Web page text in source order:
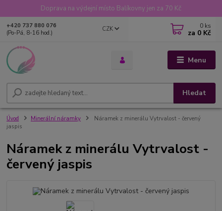
Doprava na výdejní místo Balíkovny jen za 70 Kč
Menu
CZK
Hledat
+420 737 880 076
(Po-Pá, 8-16 hod.)
0 ks
za 0 Kč
Úvod Minerální náramky
Náramek z minerálu Vytrvalost - červený
jaspis
Náramek z minerálu Vytrvalost -
červený jaspis